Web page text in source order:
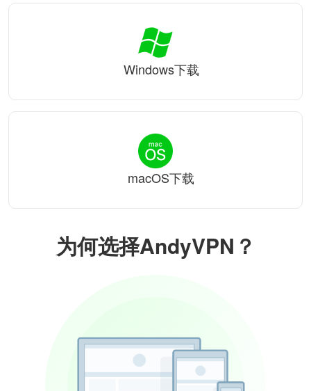
为何选择AndyVPN？
Windows下载
macOS下载